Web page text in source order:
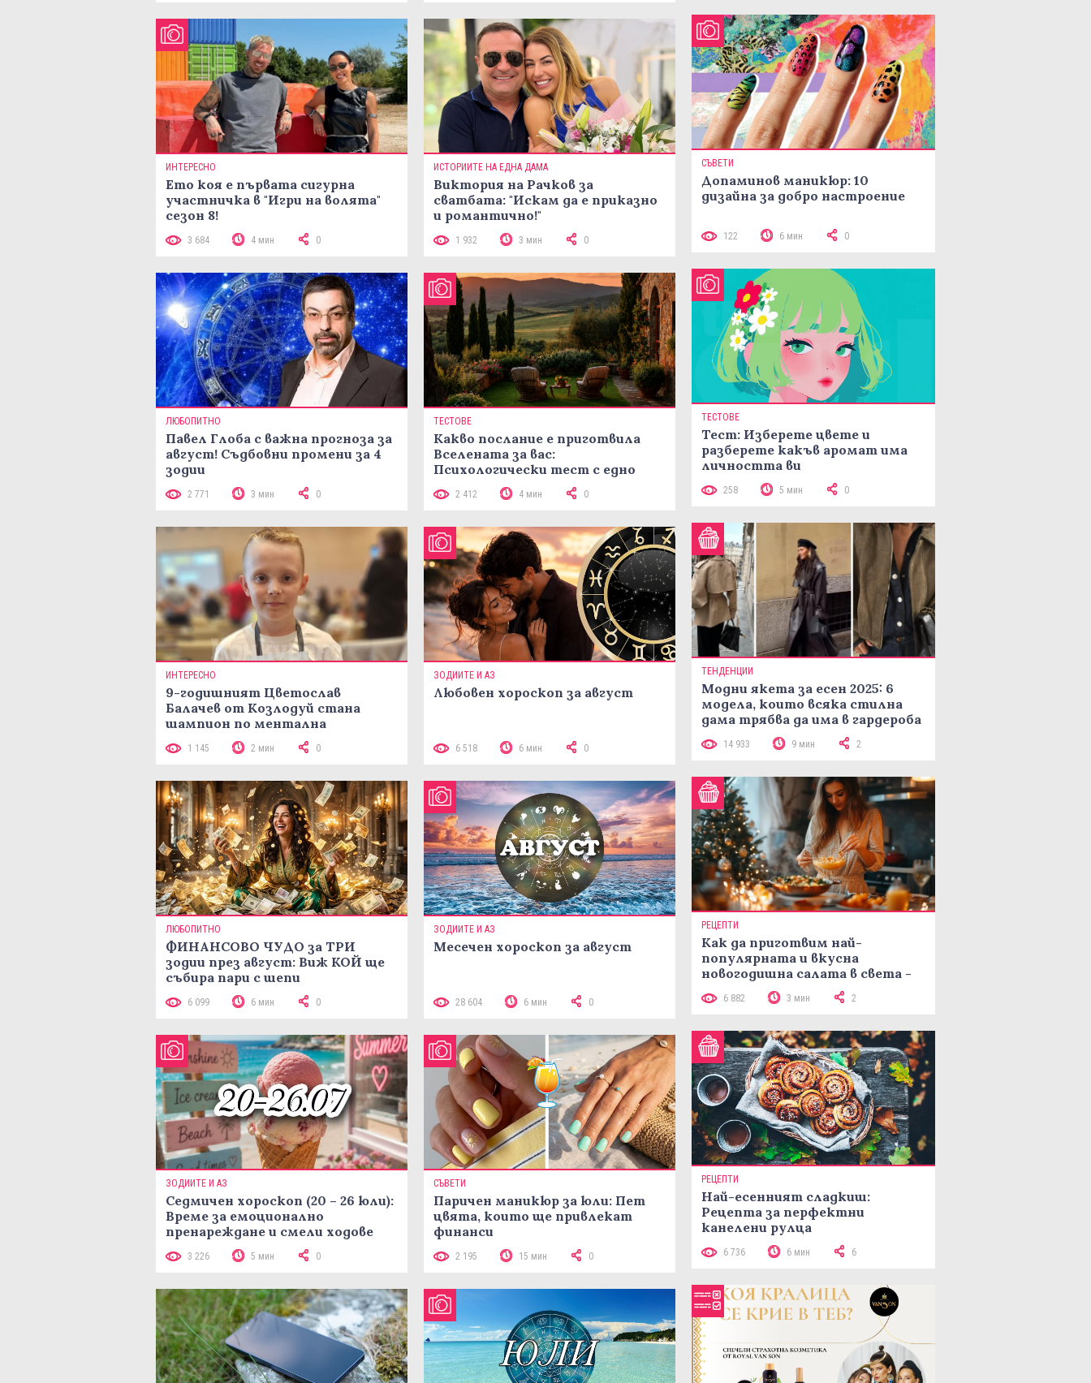
ИНТЕРЕСНО
Ето коя е първата сигурна
участничка в "Игри на волята"
сезон 8!
3 684 4 мин 0
ИСТОРИИТЕ НА ЕДНА ДАМА
Виктория на Рачков за
сватбата: "Искам да е приказно
и романтично!"
1 932 3 мин 0
ЛЮБОПИТНО
Павел Глоба с важна прогноза за
август! Съдбовни промени за 4
зодии
2 771 3 мин 0
ТЕСТОВЕ
Какво послание е приготвила
Вселената за вас:
Психологически тест с едно
2 412 4 мин 0
ИНТЕРЕСНО
9-годишният Цветослав
Балачев от Козлодуй стана
шампион по ментална
аритметика с 320 задачи за 10
минути
1 145 2 мин 0
ЗОДИИТЕ И АЗ
Любовен хороскоп за август
6 518 6 мин 0
ЛЮБОПИТНО
ФИНАНСОВО ЧУДО за ТРИ
зодии през август: Виж КОЙ ще
събира пари с шепи
6 099 6 мин 0
ЗОДИИТЕ И АЗ
Месечен хороскоп за август
28 604 6 мин 0
ЗОДИИТЕ И АЗ
Седмичен хороскоп (20 – 26 юли):
Време за емоционално
пренареждане и смели ходове
3 226 5 мин 0
СЪВЕТИ
Паричен маникюр за юли: Пет
цвята, които ще привлекат
финанси
2 195 15 мин 0
СЪВЕТИ
Допаминов маникюр: 10
дизайна за добро настроение
122 6 мин 0
ТЕСТОВЕ
Тест: Изберете цвете и
разберете какъв аромат има
личността ви
258 5 мин 0
ТЕНДЕНЦИИ
Модни якета за есен 2025: 6
модела, които всяка стилна
дама трябва да има в гардероба
14 933 9 мин 2
РЕЦЕПТИ
Как да приготвим най-
популярната и вкусна
новогодишна салата в света -
рецепта Мимоза
6 882 3 мин 2
РЕЦЕПТИ
Най-есенният сладкиш:
Рецепта за перфектни
канелени рулца
6 736 6 мин 6